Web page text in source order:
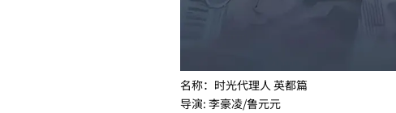
名称：时光代理人 英都篇
导演: 李豪凌/鲁元元